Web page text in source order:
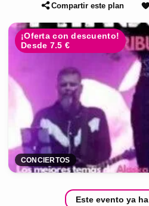
Compartir este plan
¡Oferta con descuento!
Desde 7.5 €
CONCIERTOS
Este evento ya